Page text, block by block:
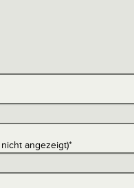
angezeigt)*